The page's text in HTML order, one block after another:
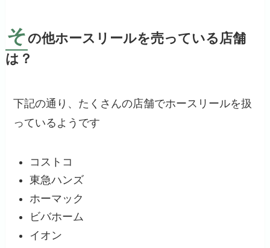
そ の他ホースリールを売っている店舗
は？
下記の通り、たくさんの店舗でホースリールを扱
っているようです
コストコ
東急ハンズ
ホーマック
ビバホーム
イオン